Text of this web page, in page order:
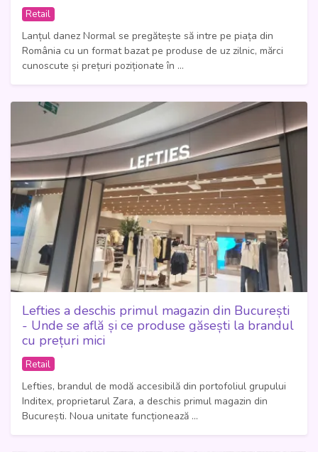
Retail
Lanțul danez Normal se pregătește să intre pe piața din
România cu un format bazat pe produse de uz zilnic, mărci
cunoscute și prețuri poziționate în ...
Lefties a deschis primul magazin din București
- Unde se află și ce produse găsești la brandul
cu prețuri mici
Retail
Lefties, brandul de modă accesibilă din portofoliul grupului
Inditex, proprietarul Zara, a deschis primul magazin din
București. Noua unitate funcționează ...